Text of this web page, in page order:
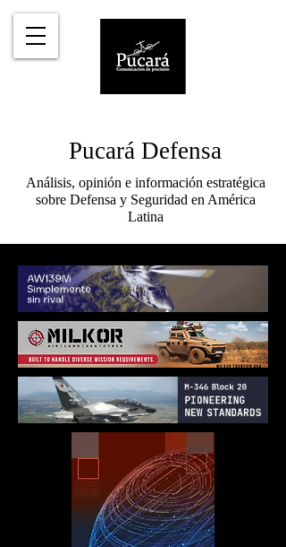
Pucará Defensa
Análisis, opinión e información estratégica
sobre Defensa y Seguridad en América
Latina